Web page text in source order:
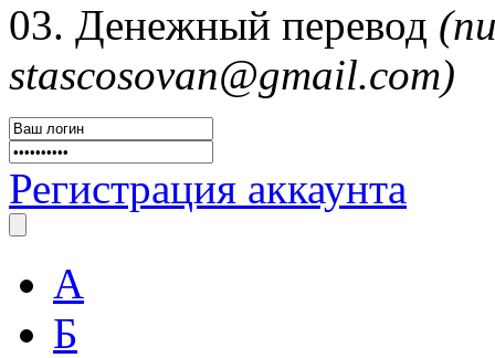
03. Денежный перевод
stascosovan@gmail.com)
Регистрация аккаунта
А
Б